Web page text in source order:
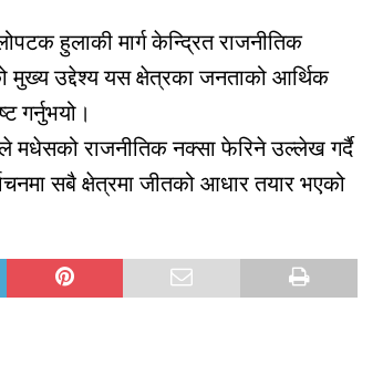
हुलाकी मार्ग केन्द्रित राजनीतिक
उद्देश्य यस क्षेत्रका जनताको आर्थिक
गर्नुभयो।
मधेसको राजनीतिक नक्सा फेरिने उल्लेख गर्दै
सबै क्षेत्रमा जीतको आधार तयार भएको